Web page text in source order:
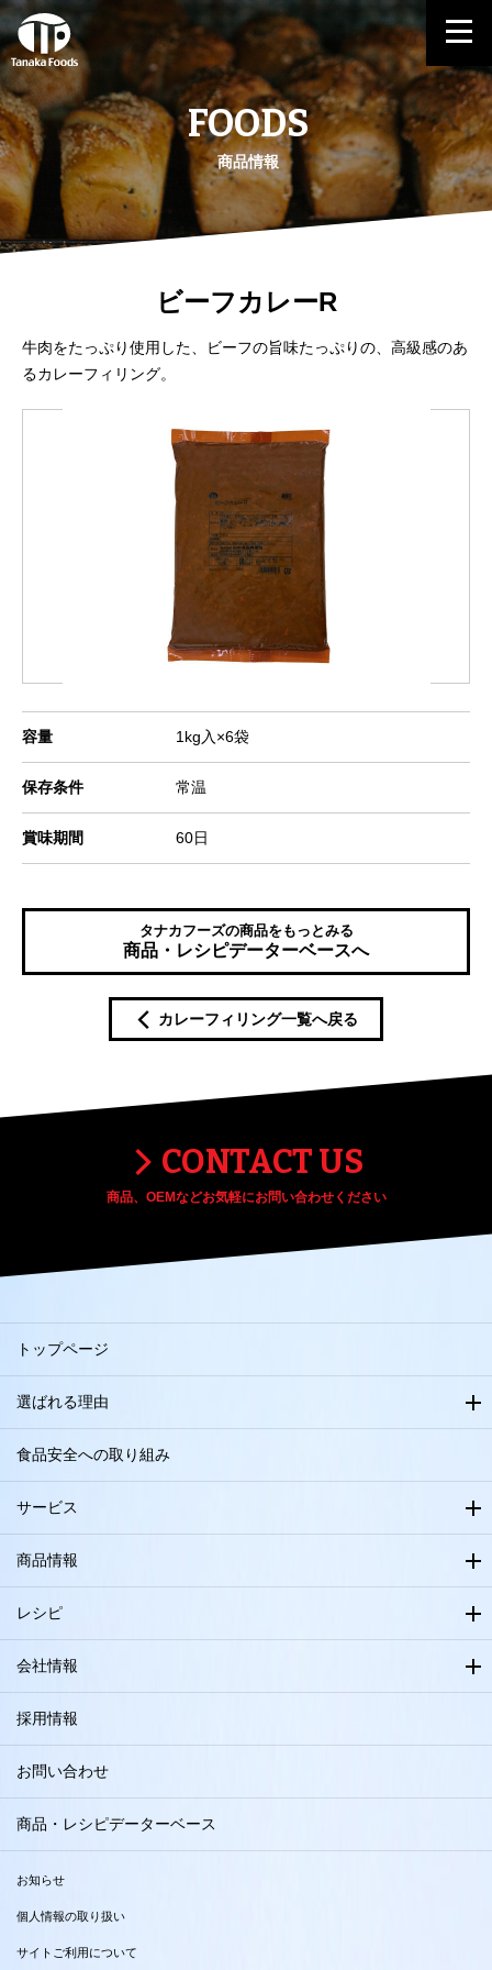
FOODS
商品情報
ビーフカレーR
牛肉をたっぷり使用した、ビーフの旨味たっぷりの、高級感のあ
るカレーフィリング。
容量 1kg入×6袋
保存条件 常温
賞味期間 60日
タナカフーズの商品をもっとみる
商品・レシピデーターベースへ
カレーフィリング一覧へ戻る
CONTACT US
商品、OEMなどお気軽にお問い合わせください
トップページ
選ばれる理由
食品安全への取り組み
サービス
商品情報
レシピ
会社情報
採用情報
お問い合わせ
商品・レシピデーターベース
お知らせ
個人情報の取り扱い
サイトご利用について